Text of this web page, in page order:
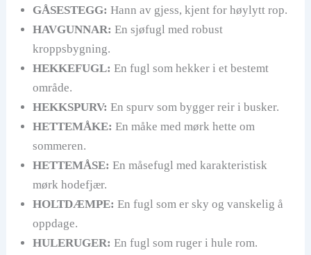
GÅSESTEGG: Hann av gjess, kjent for høylytt rop.
HAVGUNNAR: En sjøfugl med robust
kroppsbygning.
HEKKEFUGL: En fugl som hekker i et bestemt
område.
HEKKSPURV: En spurv som bygger reir i busker.
HETTEMÅKE: En måke med mørk hette om
sommeren.
HETTEMÅSE: En måsefugl med karakteristisk
mørk hodefjær.
HOLTDÆMPE: En fugl som er sky og vanskelig å
oppdage.
HULERUGER: En fugl som ruger i hule rom.